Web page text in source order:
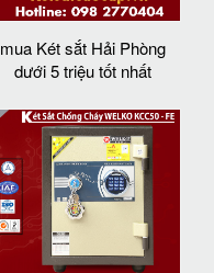
mua Két sắt Hải Phòng
dưới 5 triệu tốt nhất